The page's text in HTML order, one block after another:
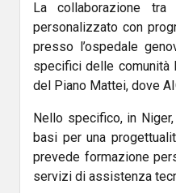
La collaborazione
personalizzato con
presso l’ospedale
specifici delle comunità
del Piano Mattei, dove
Nello specifico, in
basi per una
prevede formazione
servizi di assistenza